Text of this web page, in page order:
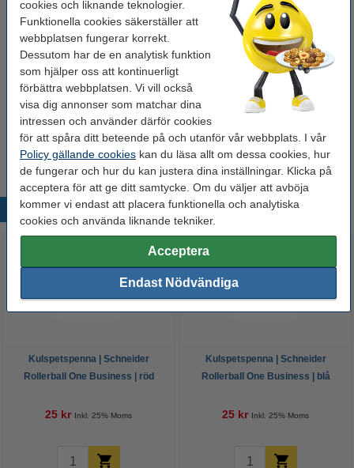
cookies och liknande teknologier.
Funktionella cookies säkerställer att
webbplatsen fungerar korrekt.
Dessutom har de en analytisk funktion
som hjälper oss att kontinuerligt
förbättra webbplatsen. Vi vill också
visa dig annonser som matchar dina
intressen och använder därför cookies
för att spåra ditt beteende på och utanför vår webbplats. I vår
Policy gällande cookies kan du läsa allt om dessa cookies, hur
de fungerar och hur du kan justera dina inställningar. Klicka på
acceptera för att ge ditt samtycke. Om du väljer att avböja
kommer vi endast att placera funktionella och analytiska
cookies och använda liknande tekniker.
Acceptera
Endast Nödvändiga
Antal: 1 st
Vårt artikelnr: 217220
Behöver du fler?
Köp10stför endast
195 kr
Populära produkter
Kulspetspenna | Schneider
Rollerball One Business | röd
25 kr Inkl. 25% Moms
Kulspetspenna | Schneider
Rollerball One Business | blå
25 kr Inkl. 25% Moms